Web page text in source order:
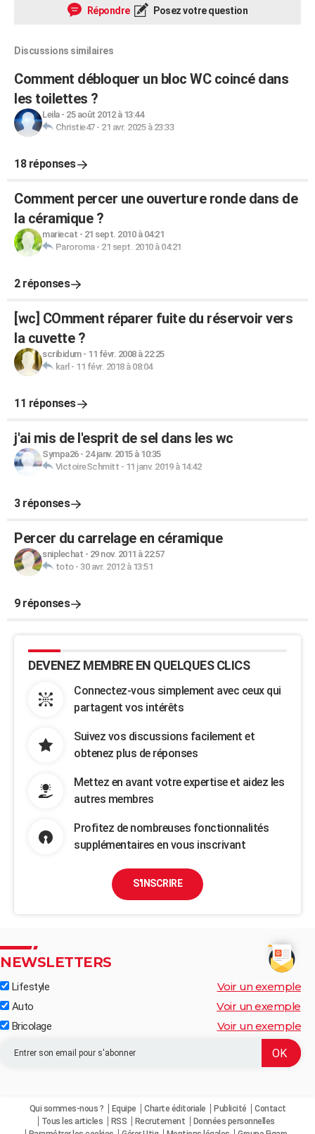
Répondre Posez votre question
Discussions similaires
Comment débloquer un bloc WC coincé dans
les toilettes ?
Leila- 25 août 2012 à 13:44
Christie47- 21 avr. 2025 à 23:33
18 réponses
Comment percer une ouverture ronde dans de
la céramique ?
mariecat - 21 sept. 2010 à 04:21
Paroroma- 21 sept. 2010 à 04:21
2 réponses
[wc] COmment réparer fuite du réservoir vers
la cuvette ?
scribidum- 11 févr. 2008 à 22:25
karl - 11 févr. 2018 à 08:04
11 réponses
j'ai mis de l'esprit de sel dans les wc
Sympa26- 24 janv. 2015 à 10:35
VictoireSchmitt - 11 janv. 2019 à 14:42
3 réponses
Percer du carrelage en céramique
sniplechat - 29 nov. 2011 à 22:57
toto- 30 avr. 2012 à 13:51
9 réponses
DEVENEZ MEMBRE EN QUELQUES CLICS
Connectez-vous simplement avec ceux qui
partagent vos intérêts
Suivez vos discussions facilement et
obtenez plus de réponses
Mettez en avant votre expertise et aidez les
autres membres
Profitez de nombreuses fonctionnalités
supplémentaires en vous inscrivant
S'INSCRIRE
NEWSLETTERS
Lifestyle Voir un exemple
Auto Voir un exemple
Bricolage Voir un exemple
Qui sommes-nous ? Equipe Charte éditoriale Publicité
Contact
Tous les articles
RSS Recrutement
Données personnelles